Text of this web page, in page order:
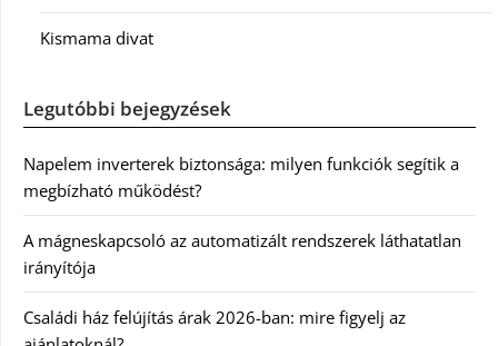
Kismama divat
Legutóbbi bejegyzések
Napelem inverterek biztonsága: milyen funkciók segítik a
megbízható működést?
A mágneskapcsoló az automatizált rendszerek láthatatlan
irányítója
Családi ház felújítás árak 2026-ban: mire figyelj az